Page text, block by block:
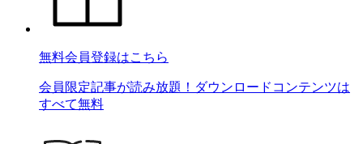
無料会員登録はこちら
会員限定記事が読み放題！ダウンロードコンテンツは
すべて無料